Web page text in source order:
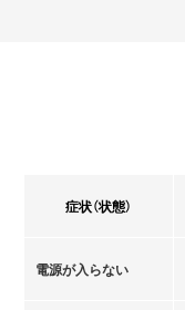
症状（状態）
電源が入らない